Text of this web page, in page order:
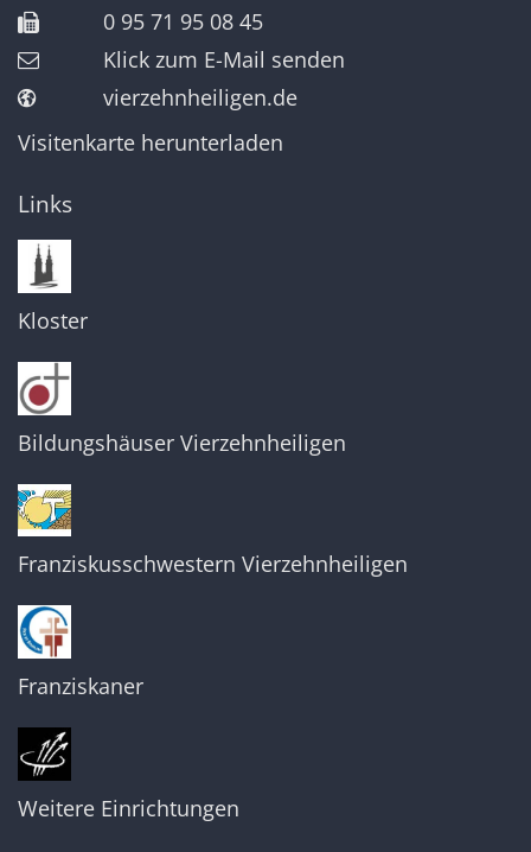
0 95 71 95 08 45
Klick zum E-Mail senden
vierzehnheiligen.de
Visitenkarte herunterladen
Links
Kloster
Bildungshäuser Vierzehnheiligen
Franziskusschwestern Vierzehnheiligen
Franziskaner
Weitere Einrichtungen